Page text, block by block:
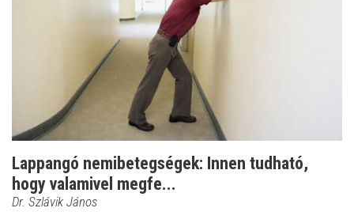
Lappangó nemibetegségek: Innen tudható,
hogy valamivel megfe...
Dr. Szlávik János